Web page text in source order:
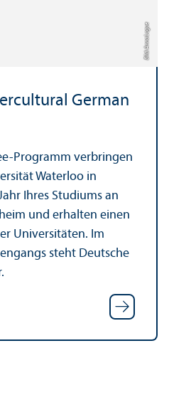
Bild: Anna Logue
German
Programm verbringen
Waterloo in
Ihres Studiums an
und erhalten einen
Universitäten. Im
steht Deutsche